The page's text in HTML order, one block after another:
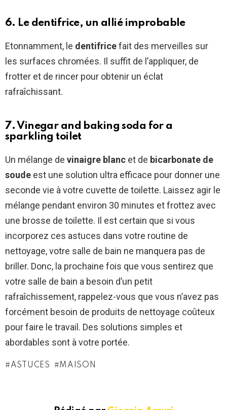
6. Le dentifrice, un allié improbable
Etonnamment, le dentifricefait des merveilles sur
les surfaces chromées. Il suffit de l’appliquer, de
frotter et de rincer pour obtenir un éclat
rafraîchissant.
7. Vinegar and baking soda for a
sparkling toilet
Un mélange de vinaigre blanc et de bicarbonate de
soude est une solution ultra efficace pour donner une
seconde vie à votre cuvette de toilette. Laissez agir le
mélange pendant environ 30 minutes et frottez avec
une brosse de toilette. Il est certain que si vous
incorporez ces astuces dans votre routine de
nettoyage, votre salle de bain ne manquera pas de
briller. Donc, la prochaine fois que vous sentirez que
votre salle de bain a besoin d’un petit
rafraîchissement, rappelez-vous que vous n’avez pas
forcément besoin de produits de nettoyage coûteux
pour faire le travail. Des solutions simples et
abordables sont à votre portée.
ASTUCES MAISON